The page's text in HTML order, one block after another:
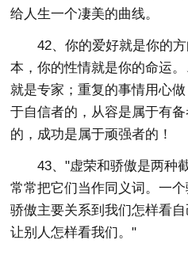
给人生一个凄美的曲线。
42、你的爱好就是你的
本，你的性情就是你的命运
就是专家；重复的事情用心
于自信者的，从容是属于有
的，成功是属于顽强者的！
43、"虚荣和骄傲是两种
常常把它们当作同义词。一个
骄傲主要关系到我们怎样看
让别人怎样看我们。"